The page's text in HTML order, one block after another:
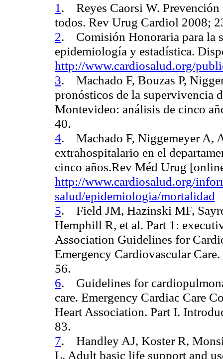
1 . Reyes Caorsi W. Prevención
todos. Rev Urug Cardiol 2008;
2. Comisión Honoraria para la
epidemiología y estadística.
http://www.cardiosalud.org/
3. Machado F, Bouzas P,
pronósticos de la supervivencia
Montevideo: análisis de cinco
40.
4. Machado F, Niggemeyer A,
extrahospitalario en el
cinco años.Rev Méd Urug
http://www.cardiosalud.org/
salud/epidemiologia/mortalidad
5. Field JM, Hazinski MF,
Hemphill R, et al. Part 1:
Association Guidelines for
Emergency Cardiovascular
56.
6. Guidelines for
care. Emergency Cardiac Care
Heart Association. Part I.
83.
7. Handley AJ, Koster R,
L. Adult basic life support and